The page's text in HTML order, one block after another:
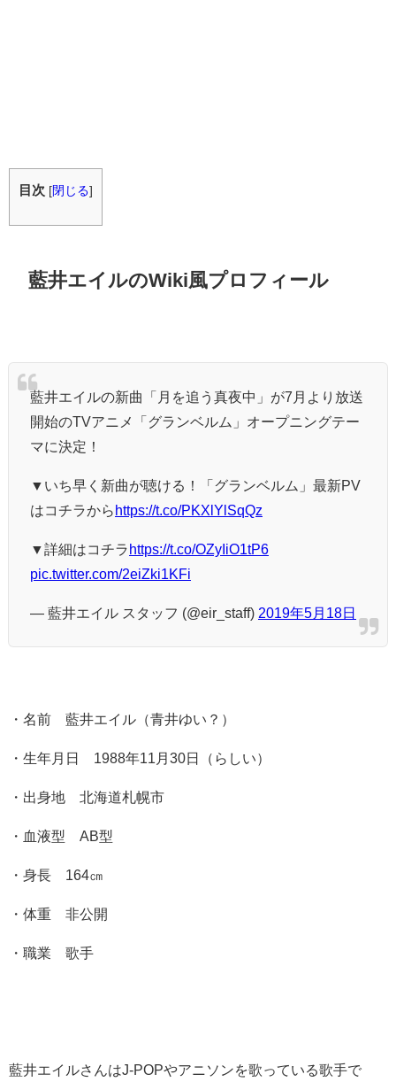
目次 [閉じる]
藍井エイルのWiki風プロフィール
藍井エイルの新曲「月を追う真夜中」が7月より放送
開始のTVアニメ「グランベルム」オープニングテー
マに決定！
▼いち早く新曲が聴ける！「グランベルム」最新PV
はコチラから https://t.co/PKXlYlSqQz
▼詳細はコチラ https://t.co/OZyIiO1tP6
pic.twitter.com/2eiZki1KFi
— 藍井エイル スタッフ (@eir_staff) 2019年5月18日
・名前 藍井エイル（青井ゆい？）
・生年月日 1988年11月30日（らしい）
・出身地 北海道札幌市
・血液型 AB型
・身長 164㎝
・体重 非公開
・職業 歌手
藍井エイルさんはJ-POPやアニソンを歌っている歌手で